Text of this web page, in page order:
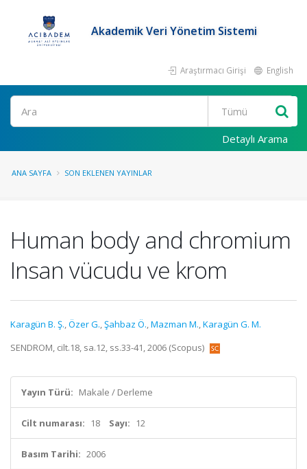
Akademik Veri Yönetim Sistemi
Araştırmacı Girişi English
Ara
Detaylı Arama
ANA SAYFA SON EKLENEN YAYINLAR
Human body and chromium
Insan vücudu ve krom
Karagün B. Ş.,Özer G.,Şahbaz Ö.,Mazman M.,Karagün G. M.
SENDROM, cilt.18, sa.12, ss.33-41, 2006 (Scopus)
Yayın Türü: Makale / Derleme
Cilt numarası: 18 Sayı: 12
Basım Tarihi: 2006